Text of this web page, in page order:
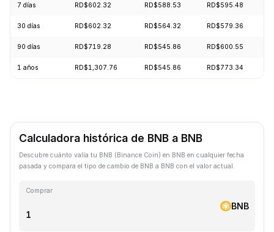
7 días RD$602.32 RD$588.53 RD$595.48
30 días RD$602.32 RD$564.32 RD$579.36
90 días RD$719.28 RD$545.86 RD$600.55
1 años RD$1,307.76 RD$545.86 RD$773.34
Calculadora histórica de BNB a BNB
Descubre cuánto valía tu BNB (Binance Coin) en BNB en cualquier fecha
pasada y compara el tipo de cambio de BNB a BNB con el valor actual.
Comprar
BNB